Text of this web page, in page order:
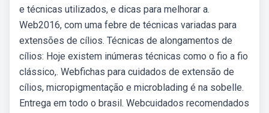
e técnicas utilizados, e dicas para melhorar a.
Web2016, com uma febre de técnicas variadas para
extensões de cílios. Técnicas de alongamentos de
cílios: Hoje existem inúmeras técnicas como o fio a fio
clássico,. Webfichas para cuidados de extensão de
cílios, micropigmentação e microblading é na sobelle.
Entrega em todo o brasil. Webcuidados recomendados